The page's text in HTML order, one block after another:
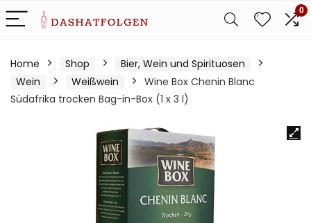
0
Home Shop
Bier, Wein und Spirituosen
Wein
Weißwein
Wine Box Chenin Blanc
Südafrika trocken Bag-in-Box (1 x 3 l)